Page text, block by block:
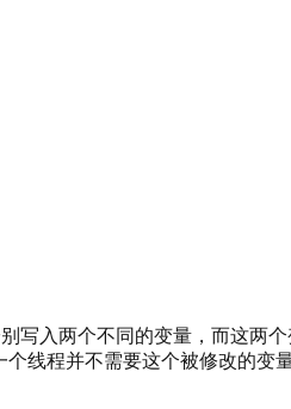
写入两个不同的变量，而这
线程并不需要这个被修改的